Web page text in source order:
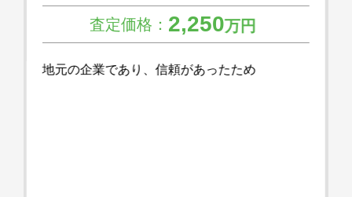
査定価格： 2,250万円
地元の企業であり、信頼があったため